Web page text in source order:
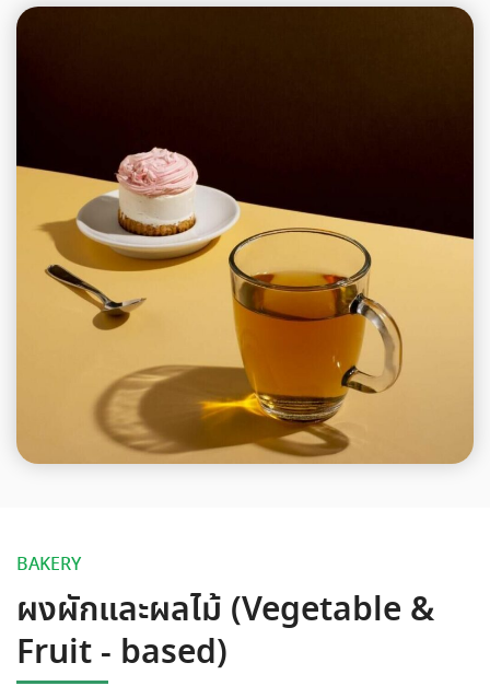
BAKERY
ผงผักและผลไม้ (Vegetable &
Fruit - based)